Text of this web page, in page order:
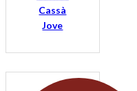
Cassà
Jove